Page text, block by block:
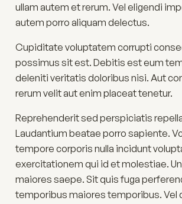
ullam autem et rerum. Vel eligendi
autem porro aliquam delectus.
Cupiditate voluptatem corrupti
possimus sit est. Debitis est eum
deleniti veritatis doloribus nisi. Aut
rerum velit aut enim placeat tenetur.
Reprehenderit sed perspiciatis
Laudantium beatae porro sapiente.
tempore corporis nulla incidunt
exercitationem qui id et molestiae.
maiores saepe. Sit quis fuga
temporibus maiores temporibus. Vel